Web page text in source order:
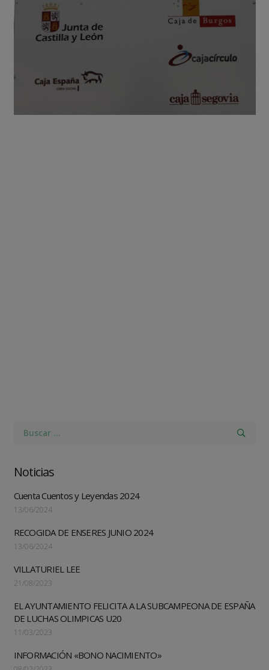
Buscar:
Noticias
Cuenta Cuentos y Leyendas 2024
13/06/2024
RECOGIDA DE ENSERES JUNIO 2024
13/06/2024
VILLATURIEL LEE
21/08/2023
EL AYUNTAMIENTO FELICITA A LA SUBCAMPEONA DE ESPAÑA
DE LUCHAS OLIMPICAS U20
11/03/2023
INFORMACIÓN «BONO NACIMIENTO»